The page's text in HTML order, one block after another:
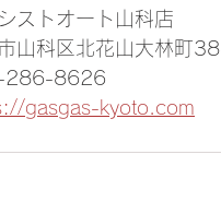
ストオート山科店
山科区北花山大林町
286-8626
gasgas-kyoto.com